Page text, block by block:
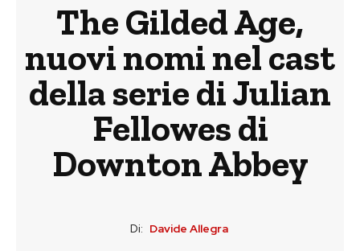
The Gilded Age,
nuovi nomi nel cast
della serie di Julian
Fellowes di
Downton Abbey
Di: Davide Allegra